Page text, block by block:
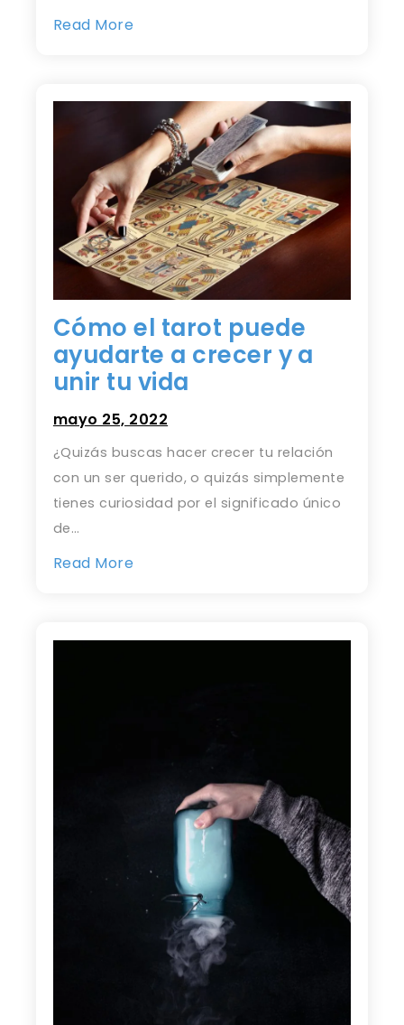
Read More
Cómo el tarot puede
ayudarte a crecer y a
unir tu vida
mayo 25, 2022
¿Quizás buscas hacer crecer tu relación
con un ser querido, o quizás simplemente
tienes curiosidad por el significado único
de…
Read More